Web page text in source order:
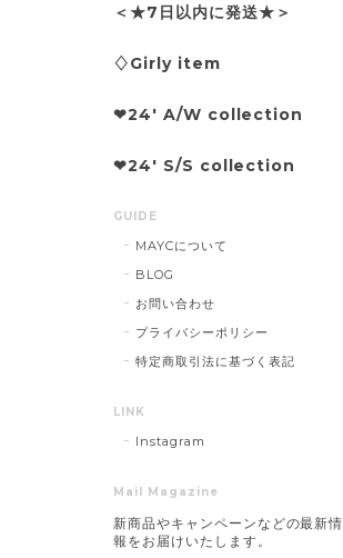
＜★7日以内に発送★＞
♢Girly item
❤︎24' A/W collection
❤︎24' S/S collection
GUIDE
MAYCについて
BLOG
お問い合わせ
プライバシーポリシー
特定商取引法に基づく表記
LINK
Instagram
Mail Magazine
新商品やキャンペーンなどの最新情
報をお届けいたします。